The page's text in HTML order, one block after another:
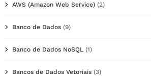
AWS (Amazon Web Service) (2)
Banco de Dados (9)
Banco de Dados NoSQL (1)
Bancos de Dados Vetoriais (3)